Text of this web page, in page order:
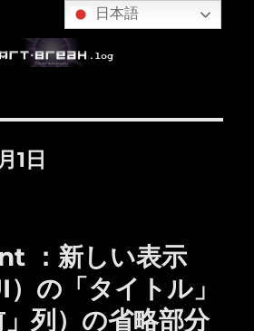
1日
：新しい表示
）の「タイトル」
列）の省略部分
日本語